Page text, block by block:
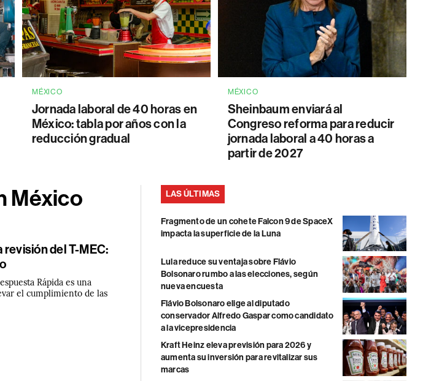
MÉXICO
Jornada laboral de 40 horas en
México: tabla por años con la
reducción gradual
MÉXICO
Sheinbaum enviará al
Congreso reforma para reducir
jornada laboral a 40 horas a
partir de 2027
México
del T-MEC:
Rápida es una
el cumplimiento de las
LAS ÚLTIMAS
Fragmento de un cohete Falcon 9 de SpaceX
impacta la superficie de la Luna
Lula reduce su ventaja sobre Flávio
Bolsonaro rumbo a las elecciones, según
nueva encuesta
Flávio Bolsonaro elige al diputado
conservador Alfredo Gaspar como candidato
a la vicepresidencia
Kraft Heinz eleva previsión para 2026 y
aumenta su inversión para revitalizar sus
marcas